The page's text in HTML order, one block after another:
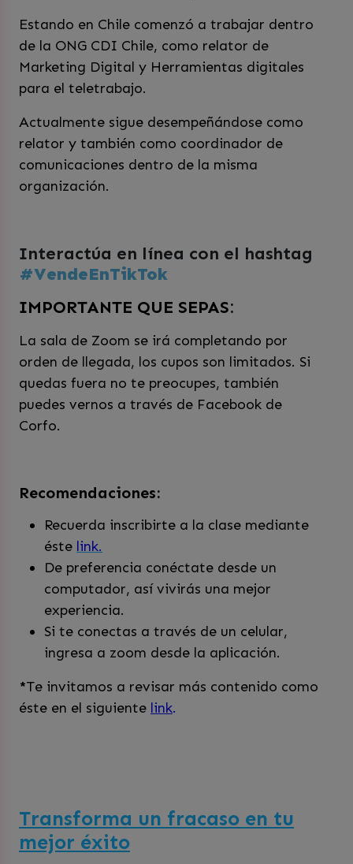
Estando en Chile comenzó a trabajar dentro
de la ONG CDI Chile, como relator de
Marketing Digital y Herramientas digitales
para el teletrabajo.
Actualmente sigue desempeñándose como
relator y también como coordinador de
comunicaciones dentro de la misma
organización.
Interactúa en línea con el hashtag
#VendeEnTikTok
IMPORTANTE QUE SEPAS:
La sala de Zoom se irá completando por
orden de llegada, los cupos son limitados. Si
quedas fuera no te preocupes, también
puedes vernos a través de Facebook de
Corfo.
Recomendaciones:
Recuerda inscribirte a la clase mediante
éste link.
De preferencia conéctate desde un
computador, así vivirás una mejor
experiencia.
Si te conectas a través de un celular,
ingresa a zoom desde la aplicación.
*Te invitamos a revisar más contenido como
éste en el siguiente link.
Transforma un fracaso en tu
mejor éxito